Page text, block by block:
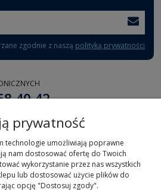
zgodnie z naszą polityką prywatności
40 42
prywatność
technologie umożliwiają poprawne
nam dostosować ofertę do Twoich
wykorzystanie przez nas wszystkich
lub dostosować użycie plików do
opcję "Dostosuj zgody".